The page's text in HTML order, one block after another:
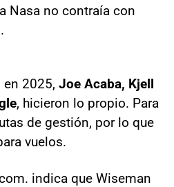
Nasa no contraía con
en 2025, Joe Acaba, Kjell
, hicieron lo propio. Para
de gestión, por lo que
vuelos.
indica que Wiseman